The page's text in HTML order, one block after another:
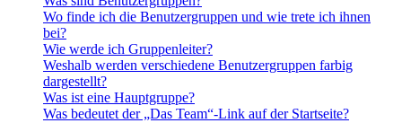
Wo finde ich die Benutzergruppen und wie trete ich ihnen
bei?
Wie werde ich Gruppenleiter?
Weshalb werden verschiedene Benutzergruppen farbig
dargestellt?
Was ist eine Hauptgruppe?
Was bedeutet der „Das Team“-Link auf der Startseite?